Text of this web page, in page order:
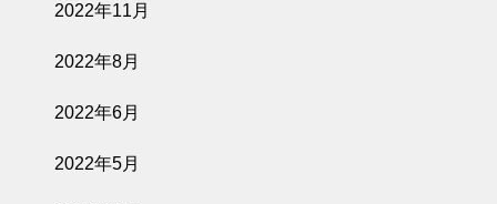
2022年11月
2022年8月
2022年6月
2022年5月